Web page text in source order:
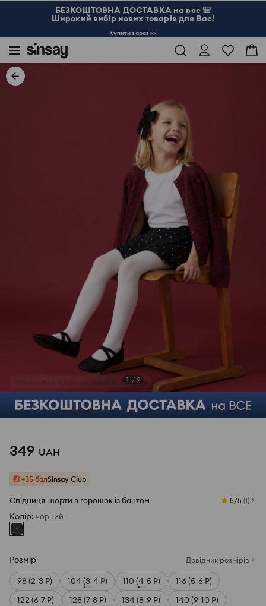
БЕЗКОШТОВНА ДОСТАВКА на все 🎒
Широкий вибір нових товарів для Вас!
Купити зараз >>
1 / 9
349 UAH
+35 балSinsay Club
Спідниця-шорти в горошок із бантом 5/5 (1)
Колір: чорний
Розмір Довідник розмірів
98 (2-3 Р) 104 (3-4 Р) 110 (4-5 Р)
116 (5-6 Р)
122 (6-7 Р)
128 (7-8 Р) 134 (8-9 Р) 140 (9-10 Р)